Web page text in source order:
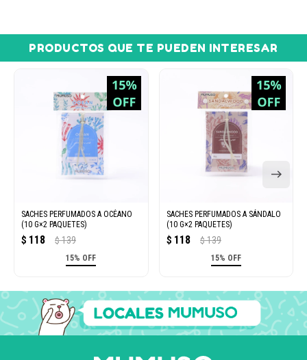
PRODUCTOS QUE TE PUEDEN INTERESAR
SACHES PERFUMADOS A OCÉANO
(10 G×2 PAQUETES)
$ 118 $ 139
15% OFF
SACHES PERFUMADOS A SÁNDALO
(10 G×2 PAQUETES)
$ 118 $ 139
15% OFF